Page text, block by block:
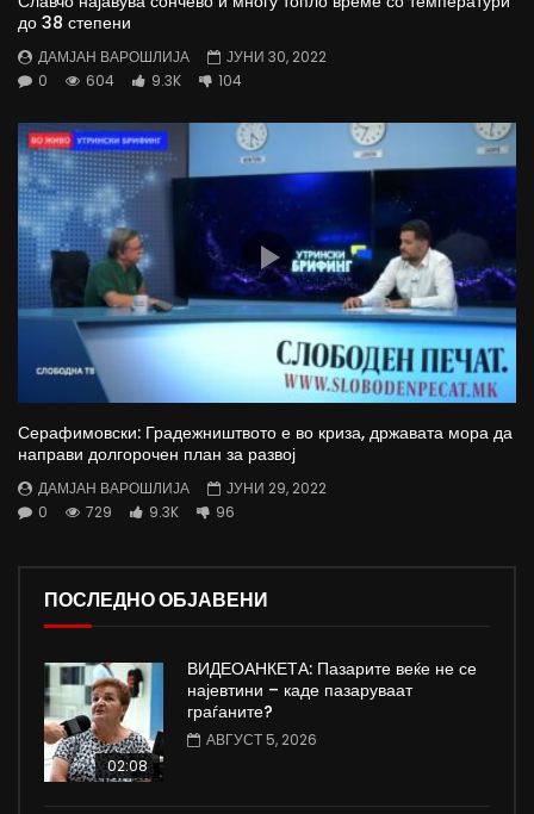
до 38 степени
ДАМЈАН ВАРОШЛИЈА
ЈУНИ 30, 2022
0
604 9.3K 104
Серафимовски: Градежништвото е во криза, државата мора да
направи долгорочен план за развој
ДАМЈАН ВАРОШЛИЈА
ЈУНИ 29, 2022
0
729 9.3K 96
ПОСЛЕДНО ОБЈАВЕНИ
02:08
ВИДЕОАНКЕТА: Пазарите веќе не се
најевтини – каде пазаруваат
граѓаните?
АВГУСТ 5, 2026